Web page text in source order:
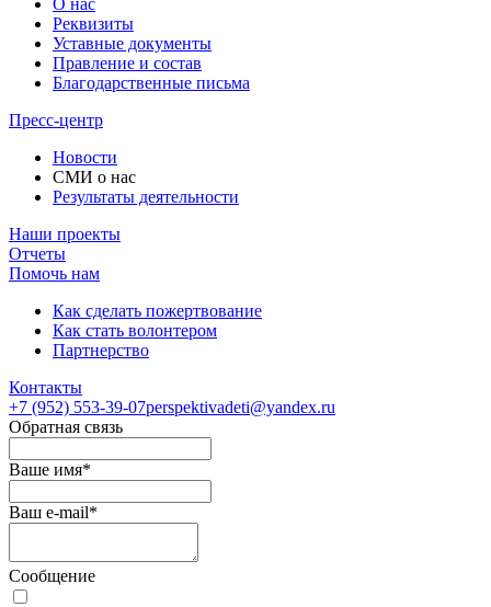
О нас
Реквизиты
Уставные документы
Правление и состав
Благодарственные письма
Пресс-центр
Новости
СМИ о нас
Результаты деятельности
Наши проекты
Отчеты
Помочь нам
Как сделать пожертвование
Как стать волонтером
Партнерство
Контакты
+7 (952) 553-39-07perspektivadeti@yandex.ru
Обратная связь
Ваше имя*
Ваш e-mail*
Сообщение